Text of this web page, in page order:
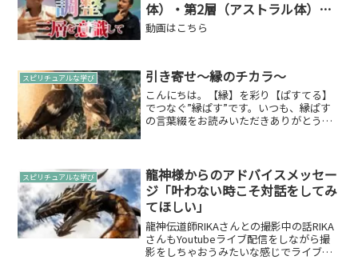
体）・第2層（アストラル体）・
第3層（メンタル体）を意識！
動画はこちら
スピリチュアルな学び 引き寄せ～縁のチカラ～
こんにちは。【縁】を彩り【ぱすてる】
でつなぐ”縁ぱす”です。いつも、縁ぱす
の言葉綴をお読みいただきありがとうご
からしかおこらない】的...
スピリチュアルな学び
龍神様からのアドバイスメッセー
ジ「叶わない時こそ対話をしてみ
てほしい」
龍神伝道師RIKAさんとの撮影中の話RIKA
さんもYoutubeライブ配信をしながら撮
影をしちゃおうみたいな感じでライブ配